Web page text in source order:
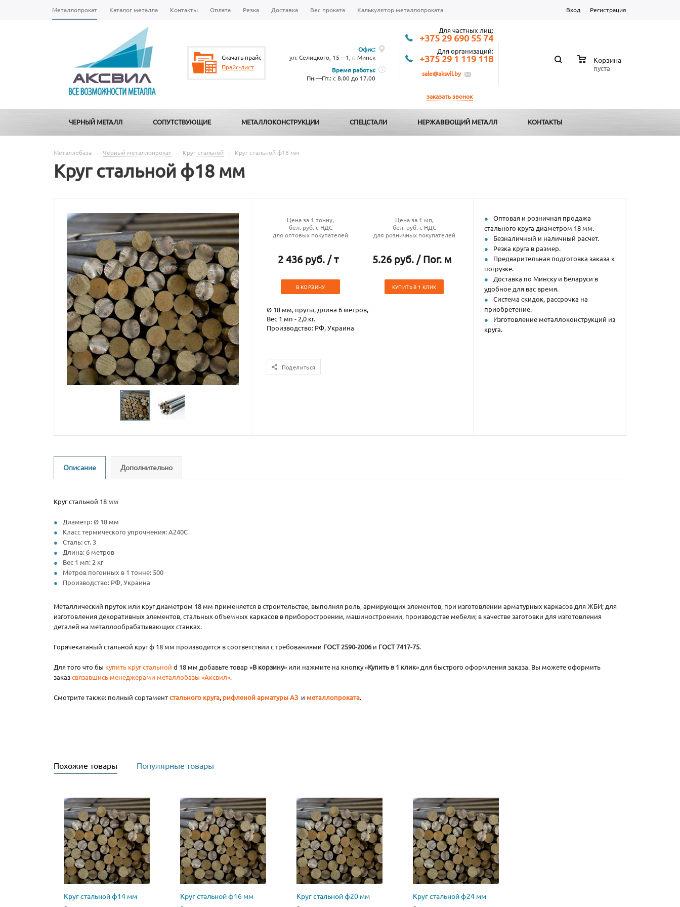
Металлопрокат Каталог металла Контакты Оплата Резка Доставка Вес проката Калькулятор металлопроката Вход Регистрация
Скачать прайс
Прайс-лист
Офис:
ул. Селицкого, 15—1, г. Минск
Время работы:
Пн.—Пт.: с 8.00 до 17.00
Для частных лиц:
+375 29 690 55 74
Для организаций:
+375 29 1 119 118
sale@aksvil.by
заказать звонок
Корзина
пуста
ЧЕРНЫЙ МЕТАЛЛ СОПУТСТВУЮЩИЕ МЕТАЛЛОКОНСТРУКЦИИ СПЕЦСТАЛИ НЕРЖАВЕЮЩИЙ МЕТАЛЛ КОНТАКТЫ
Металлобаза - Черный металлопрокат - Круг стальной - Круг стальной ф18 мм
Круг стальной ф18 мм
Цена за 1 тонну,
бел. руб. с НДС
для оптовых покупателей
2 436 руб. / т
Цена за 1 мп,
бел. руб. с НДС
для розничных покупателей
5.26 руб. / Пог. м
В КОРЗИНУ КУПИТЬ В 1 КЛИК
Ø 18 мм, пруты, длина 6 метров,
Вес 1 мп - 2,0 кг.
Производство: РФ, Украина
Поделиться
Оптовая и розничная продажа
стального круга диаметром 18 мм.
Безналичный и наличный расчет.
Резка круга в размер.
Предварительная подготовка заказа к
погрузке.
Доставка по Минску и Беларуси в
удобное для вас время.
Система скидок, рассрочка на
приобретение.
Изготовление металлоконструкций из
круга.
Описание Дополнительно
Круг стальной 18 мм
Диаметр: Ø 18 мм
Класс термического упрочнения: А240С
Сталь: ст. 3
Длина: 6 метров
Вес 1 мп: 2 кг
Метров погонных в 1 тонне: 500
Производство: РФ, Украина
Металлический пруток или круг диаметром 18 мм применяется в строительстве, выполняя роль, армирующих элементов, при изготовлении арматурных каркасов для ЖБИ; для
изготовления декоративных элементов, стальных объемных каркасов в приборостроении, машиностроении, производстве мебели; в качестве заготовки для изготовления
деталей на металлообрабатывающих станках.
Горячекатаный стальной круг ф 18 мм производится в соответствии с требованиями ГОСТ 2590-2006и ГОСТ 7417-75.
Для того что бы купить круг стальной d 18 мм добавьте товар «В корзину» или нажмите на кнопку «Купить в 1 клик» для быстрого оформления заказа. Вы можете оформить
заказсвязавшись менеджерами металлобазы «Аксвил».
Смотрите также: полный сортаментстального круга, рифленой арматуры А3 и металлопроката.
Похожие товары Популярные товары
Круг стальной ф14 мм Круг стальной ф16 мм Круг стальной ф20 мм Круг стальной ф24 мм